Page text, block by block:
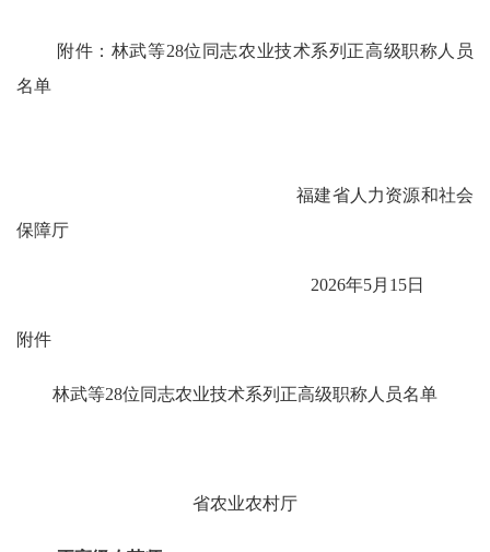
附件：林武等28位同志农业技术系列正高级职称人员
名单
福建省人力资源和社会
保障厅
2026年5月15日
附件
林武等28位同志农业技术系列 正高级职称人员名单
省农业农村厅